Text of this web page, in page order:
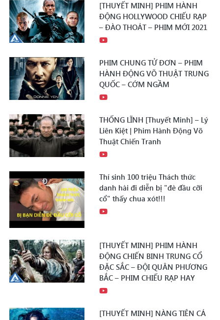
[THUYẾT MINH] PHIM HÀNH
ĐỘNG HOLLYWOOD CHIẾU RẠP
– ĐÀO THOÁT – PHIM MỚI 2021
PHIM CHUNG TỬ ĐƠN – PHIM
HÀNH ĐỘNG VÕ THUẬT TRUNG
QUỐC – CỚM NGẦM
THỐNG LĨNH [Thuyết Minh] – Lý
Liên Kiệt | Phim Hành Động Võ
Thuật Chiến Tranh
Thí sinh 100 triệu Thách thức
danh hài đi diễn bị "đè đầu cỡi
cổ" thấy chua xót!!!
[THUYẾT MINH] PHIM HÀNH
ĐỘNG CHIẾN BINH TRUNG CỔ
ĐẶC SẮC – ĐỘI QUÂN PHƯƠNG
BẮC – PHIM CHIẾU RẠP HAY
[THUYẾT MINH] NÀNG TIÊN CÁ